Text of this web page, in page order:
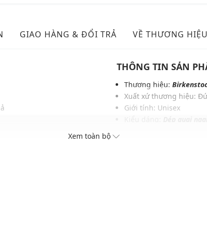
GIAO HÀNG & ĐỔI TRẢ VỀ THƯƠNG HIỆU
THÔNG TIN SẢN
Thương hiệu:
Xuất xứ thương hiệu:
Giới tính: Unisex
Xem toàn bộ